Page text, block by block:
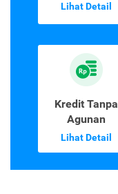
Lihat Detail
Kredit Tanpa
Agunan
Lihat Detail